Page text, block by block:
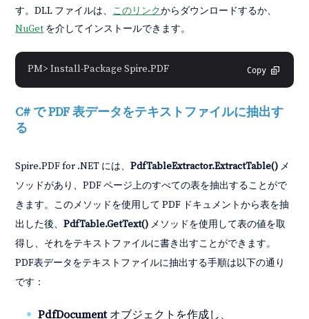
す。DLL ファイルは、 このリンクからダウンロードするか、
NuGet を介してインストールできます。
Copy
PM> Install-Package Spire.PDF
C# で PDF 表データをテキストファイルに抽出す
る
Spire.PDF for .NET には、PdfTableExtractor.ExtractTable() メ
ソッドがあり、PDF ページ上のすべての表を抽出することがで
きます。このメソッドを使用して PDF ドキュメントから表を抽
出した後、PdfTable.GetText() メソッドを使用して表の値を取
得し、それをテキストファイルに書き出すことができます。
PDF表データをテキストファイルに抽出する手順は以下の通り
です：
PdfDocumentオブジェクトを作成し、